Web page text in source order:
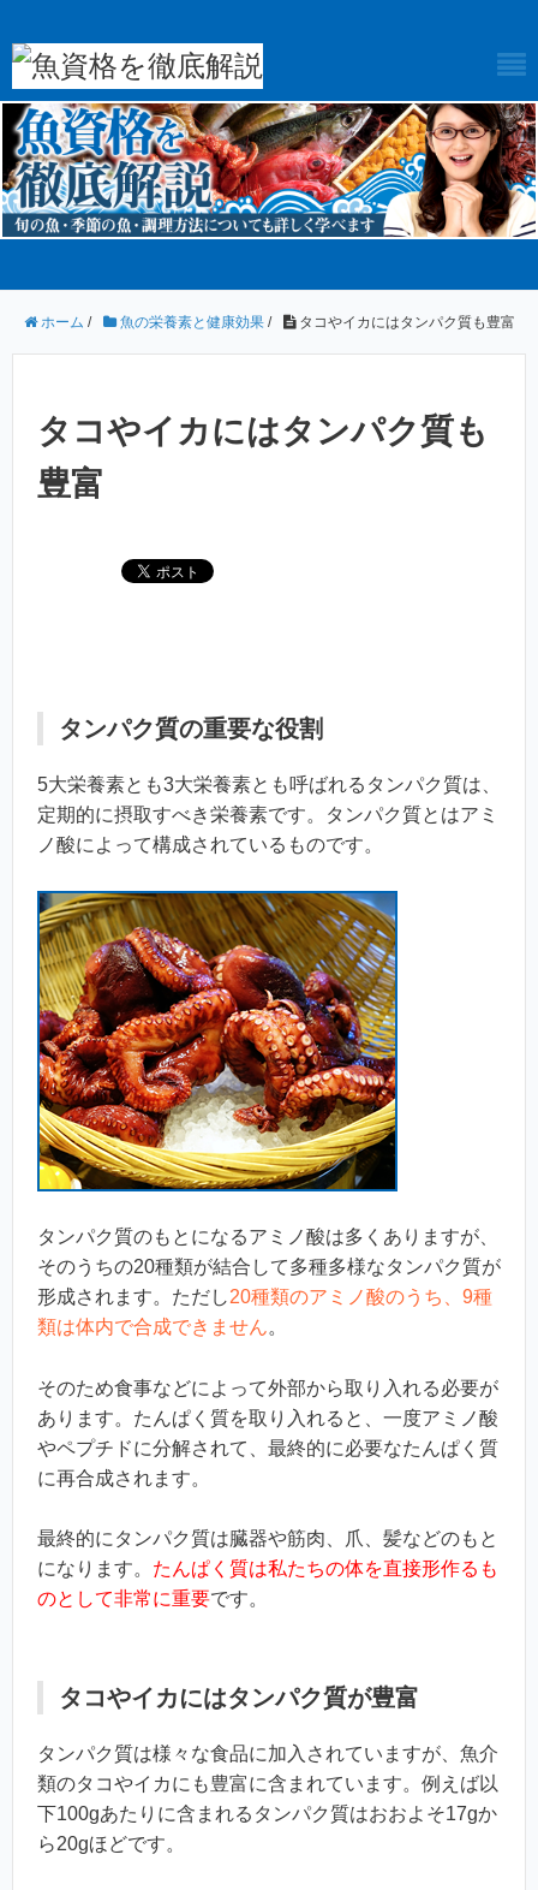
ホーム / 魚の栄養素と健康効果 / タコやイカにはタンパク質も豊富
タコやイカにはタンパク質も
豊富
タンパク質の重要な役割
5大栄養素とも3大栄養素とも呼ばれるタンパク質は、
定期的に摂取すべき栄養素です。タンパク質とはアミ
ノ酸によって構成されているものです。
タンパク質のもとになるアミノ酸は多くありますが、
そのうちの20種類が結合して多種多様なタンパク質が
形成されます。ただし20種類のアミノ酸のうち、9種
類は体内で合成できません。
そのため食事などによって外部から取り入れる必要が
あります。たんぱく質を取り入れると、一度アミノ酸
やペプチドに分解されて、最終的に必要なたんぱく質
に再合成されます。
最終的にタンパク質は臓器や筋肉、爪、髪などのもと
になります。 たんぱく質は私たちの体を直接形作るも
のとして非常に重要です。
タコやイカにはタンパク質が豊富
タンパク質は様々な食品に加入されていますが、魚介
類のタコやイカにも豊富に含まれています。例えば以
下100gあたりに含まれるタンパク質はおおよそ17gか
ら20gほどです。